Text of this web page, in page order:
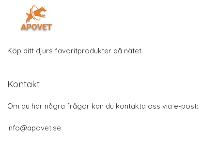
Köp ditt djurs favoritprodukter på nätet
Kontakt
Om du har några frågor kan du kontakta oss via e-post:
info@apovet.se